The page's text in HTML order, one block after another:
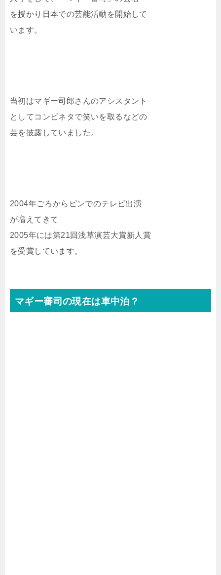
を授かり日本での芸能活動を開始して
います。
当初はマギー司郎さんのアシスタント
としてコンビネタで笑いを取るなどの
芸を披露していました。
2004年ごろからピンでのテレビ出演
が増えてきて
2005年には第21回浅草演芸大賞新人賞
を受賞しています。
マギー審司の現在は車中泊？